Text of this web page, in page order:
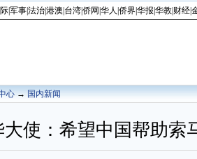
|军事|法治|港澳 台湾|侨网 华人 侨界|华报 华教| 财经|
心→国内新闻
使：希望中国帮助索